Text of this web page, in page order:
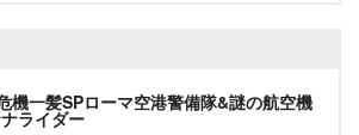
機一髪SPローマ空港警備隊&謎の航空機
ライダー